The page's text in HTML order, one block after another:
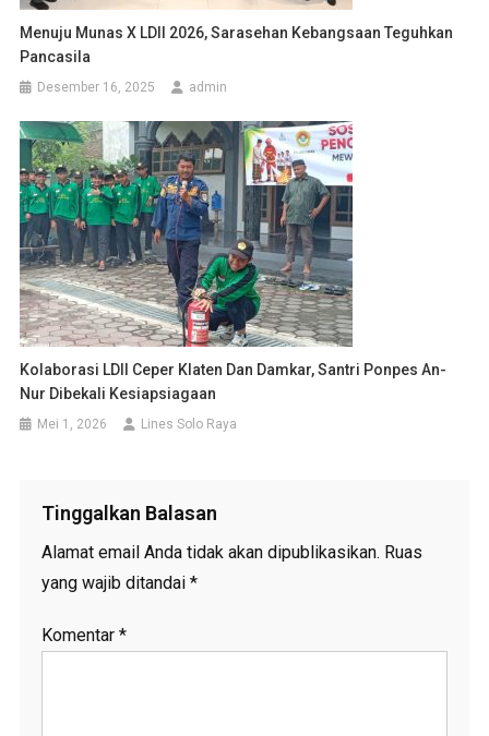
Menuju Munas X LDII 2026, Sarasehan Kebangsaan Teguhkan
Pancasila
Desember 16, 2025 admin
Kolaborasi LDII Ceper Klaten Dan Damkar, Santri Ponpes An-
Nur Dibekali Kesiapsiagaan
Mei 1, 2026 Lines Solo Raya
Tinggalkan Balasan
Alamat email Anda tidak akan dipublikasikan. Ruas
yang wajib ditandai *
Komentar *